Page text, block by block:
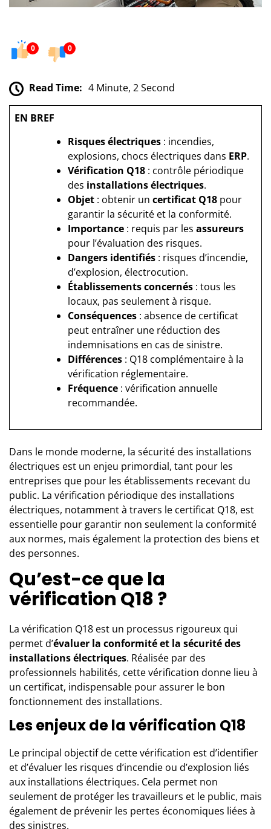
0 0
Read Time: 4 Minute, 2 Second
EN BREF
Risques électriques : incendies,
explosions, chocs électriques dans ERP.
Vérification Q18 : contrôle périodique
des installations électriques.
Objet : obtenir un certificat Q18 pour
garantir la sécurité et la conformité.
Importance : requis par les assureurs
pour l’évaluation des risques.
Dangers identifiés : risques d’incendie,
d’explosion, électrocution.
Établissements concernés : tous les
locaux, pas seulement à risque.
Conséquences : absence de certificat
peut entraîner une réduction des
indemnisations en cas de sinistre.
Différences : Q18 complémentaire à la
vérification réglementaire.
Fréquence : vérification annuelle
recommandée.
Dans le monde moderne, la sécurité des installations
électriques est un enjeu primordial, tant pour les
entreprises que pour les établissements recevant du
public. La vérification périodique des installations
électriques, notamment à travers le certificat Q18, est
essentielle pour garantir non seulement la conformité
aux normes, mais également la protection des biens et
des personnes.
Qu’est-ce que la
vérification Q18 ?
La vérification Q18 est un processus rigoureux qui
permet d’évaluer la conformité et la sécurité des
installations électriques. Réalisée pardes
professionnels habilités, cette vérification donne lieu à
un certificat, indispensable pour assurer le bon
fonctionnement des installations.
Les enjeux de la vérification Q18
Le principal objectif de cette vérification est d’identifier
et d’évaluer les risques d’incendie ou d’explosion liés
aux installations électriques. Cela permet non
seulement de protéger les travailleurs et le public, mais
également de prévenir les pertes économiques liées à
des sinistres.